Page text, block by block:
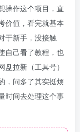
操作这个项目，直
价值，看完就基本
于新手，没接触
自己看了教程，也
拉新（工具号）
，问多了其实挺烦
时间去处理这个事